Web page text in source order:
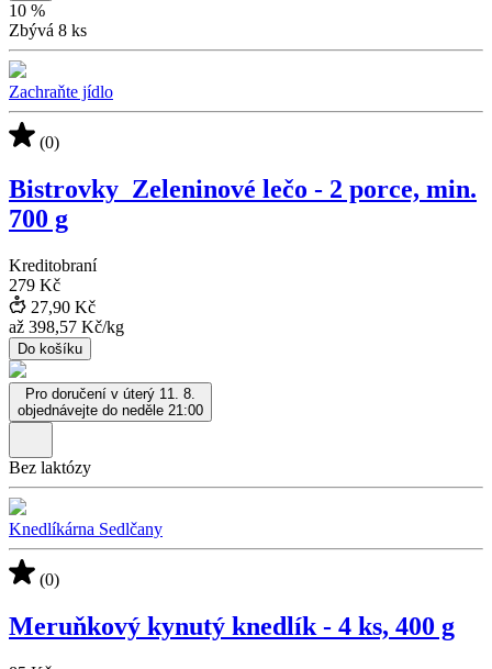
10 %
Zbývá 8 ks
Zachraňte jídlo
(0)
Bistrovky_Zeleninové lečo - 2 porce, min.
700 g
Kreditobraní
279 Kč
27,90 Kč
až 398,57 Kč/kg
Do košíku
Pro doručení v úterý 11. 8.
objednávejte do neděle 21:00
Bez laktózy
Knedlíkárna Sedlčany
(0)
Meruňkový kynutý knedlík - 4 ks, 400 g